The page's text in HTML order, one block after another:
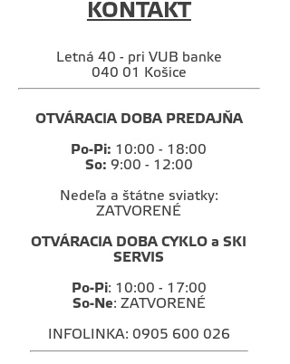
KONTAKT
Letná 40 - pri VUB banke
040 01 Košice
OTVÁRACIA DOBA PREDAJŇA
Po-Pi: 10:00 - 18:00
So: 9:00 - 12:00
Nedeľa a štátne sviatky:
ZATVORENÉ
OTVÁRACIA DOBA CYKLO a SKI
SERVIS
Po-Pi: 10:00 - 17:00
So-Ne: ZATVORENÉ
INFOLINKA: 0905 600 026